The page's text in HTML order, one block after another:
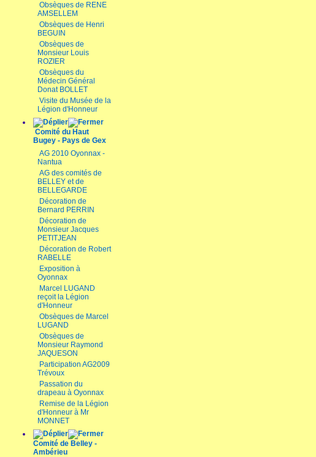
Obsèques de RENE
AMSELLEM
Obsèques de Henri
BEGUIN
Obsèques de
Monsieur Louis
ROZIER
Obsèques du
Médecin Général
Donat BOLLET
Visite du Musée de la
Légion d'Honneur
Comité du Haut
Bugey - Pays de Gex
AG 2010 Oyonnax -
Nantua
AG des comités de
BELLEY et de
BELLEGARDE
Décoration de
Bernard PERRIN
Décoration de
Monsieur Jacques
PETITJEAN
Décoration de Robert
RABELLE
Exposition à
Oyonnax
Marcel LUGAND
reçoit la Légion
d'Honneur
Obsèques de Marcel
LUGAND
Obsèques de
Monsieur Raymond
JAQUESON
Participation AG2009
Trévoux
Passation du
drapeau à Oyonnax
Remise de la Légion
d'Honneur à Mr
MONNET
Comité de Belley -
Ambérieu